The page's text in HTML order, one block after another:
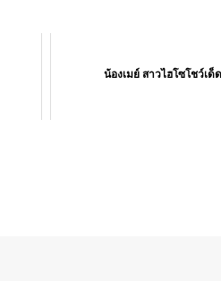
น้องเมย์ สาวไฮโซโชว์เด็